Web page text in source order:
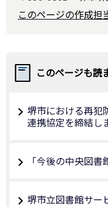
このページの作成担
このページも読
堺市における再犯
連携協定を締結し
「今後の中央図
堺市立図書館サー